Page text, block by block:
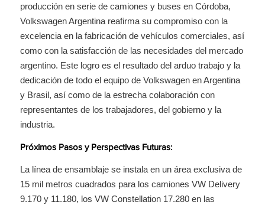
producción en serie de camiones y buses en Córdoba,
Volkswagen Argentina reafirma su compromiso con la
excelencia en la fabricación de vehículos comerciales, así
como con la satisfacción de las necesidades del mercado
argentino. Este logro es el resultado del arduo trabajo y la
dedicación de todo el equipo de Volkswagen en Argentina
y Brasil, así como de la estrecha colaboración con
representantes de los trabajadores, del gobierno y la
industria.
Próximos Pasos y Perspectivas Futuras:
La línea de ensamblaje se instala en un área exclusiva de
15 mil metros cuadrados para los camiones VW Delivery
9.170 y 11.180, los VW Constellation 17.280 en las